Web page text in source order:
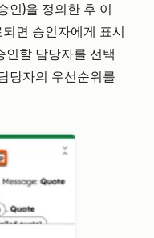
인)을 정의한 후 이
면 승인자에게 표시
인할 담당자를 선택
당자의 우선순위를